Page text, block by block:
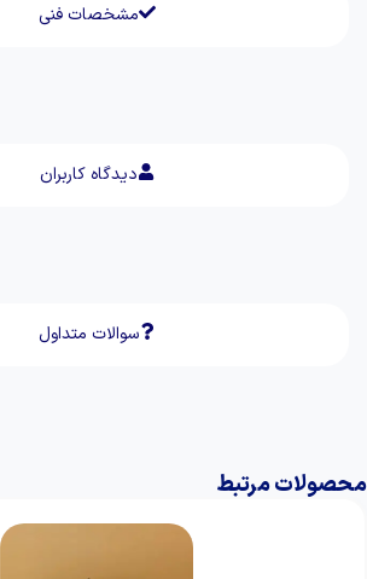
مشخصات فنی
دیدگاه کاربران
سوالات متداول
محصولات مرتبط